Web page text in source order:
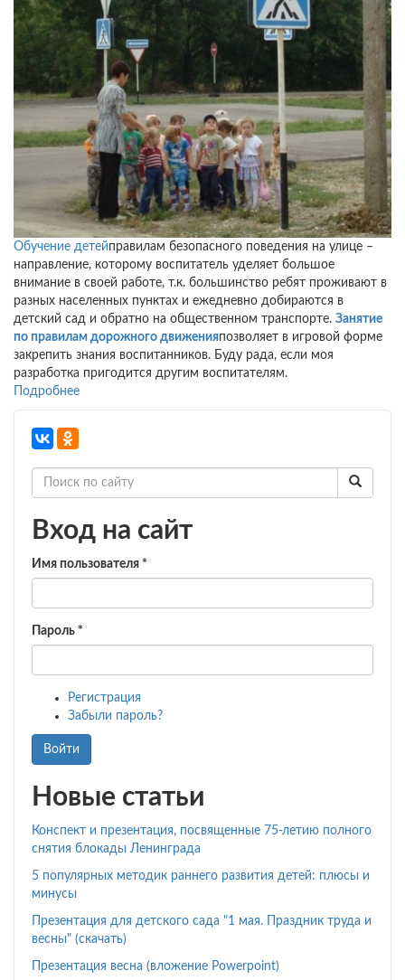
Обучение детейправилам безопасного поведения на улице –
направление, которому воспитатель уделяет большое
внимание в своей работе, т.к. большинство ребят проживают в
разных населенных пунктах и ежедневно добираются в
детский сад и обратно на общественном транспорте. Занятие
по правилам дорожного движенияпозволяет в игровой форме
закрепить знания воспитанников. Буду рада, если моя
разработка пригодится другим воспитателям.
Подробнее
Занятие
движения
в
саду
Светофорию».
Вход на сайт
Имя пользователя *
Пароль *
Регистрация
Забыли пароль?
Войти
Новые статьи
Конспект и презентация, посвященные 75-летию полного
снятия блокады Ленинграда
5 популярных методик раннего развития детей: плюсы и
минусы
Презентация для детского сада "1 мая. Праздник труда и
весны" (скачать)
Презентация весна (вложение Powerpoint)